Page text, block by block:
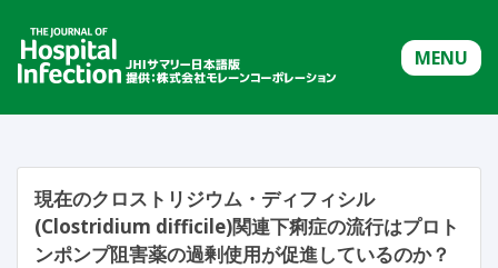
MENU
現在のクロストリジウム・ディフィシル
(Clostridium difficile)関連下痢症の流行はプロト
ンポンプ阻害薬の過剰使用が促進しているのか？